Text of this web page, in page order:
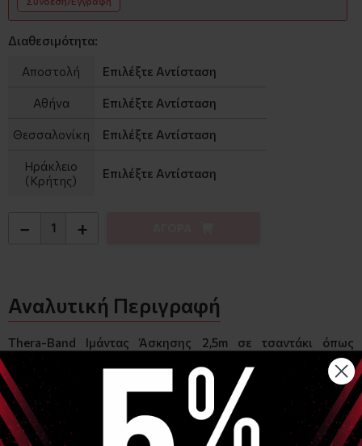
Διαθεσιμότητα:
Αποστολή Επιλέξτε Αντίσταση
Αθήνα Επιλέξτε Αντίσταση
Θεσσαλονίκη Επιλέξτε Αντίσταση
Ηράκλειο
(Κρήτης)
Επιλέξτε Αντίσταση
− +
Αναλυτική Περιγραφή
Thera-Band Ιμάντας Άσκησης 2,5m σε τσαντάκι όπως
Περιέχει και βιβλιαράκι ασκήσεων
Δείτε
το εγχειρίδιο με ασκήσεις